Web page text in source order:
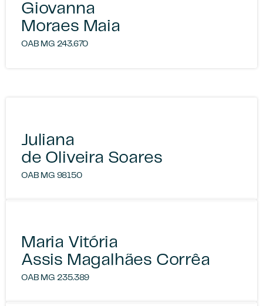
Giovanna
Moraes Maia
OAB MG 243.670
Juliana
de Oliveira Soares
OAB MG 98150
Maria Vitória
Assis Magalhães Corrêa
OAB MG 235.389